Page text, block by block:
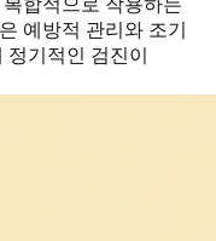
합적으로 작용하는
예방적 관리와 조기
기적인 검진이